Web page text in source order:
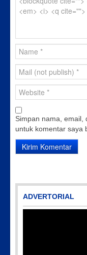
Simpan nama, email,
untuk komentar saya
ADVERTORIAL